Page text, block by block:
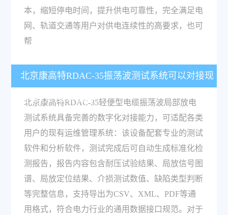
本，缩短停电时间，提升供电可靠性，完全满足电
网、轨道交通等用户对供电连续性的高要求，也可
帮
北京康高特RDAC-35振荡波测试系统可以对接现
有电力运维系统吗？
北京康高特RDAC-35轻便型电缆振荡波局部放电
测试系统具备完善的数字化对接能力，可适配各类
用户的现有运维管理系统：该设备配套专业的测试
软件和分析软件，测试完成后可自动生成标准化检
测报告，报告内容包含耐压试验结果、局放信号图
谱、局放定位结果、介损测试数值、缺陷类型判断
等完整信息，支持导出为CSV、XML、PDF等通
用格式，符合电力行业的通用数据接口规范。对于